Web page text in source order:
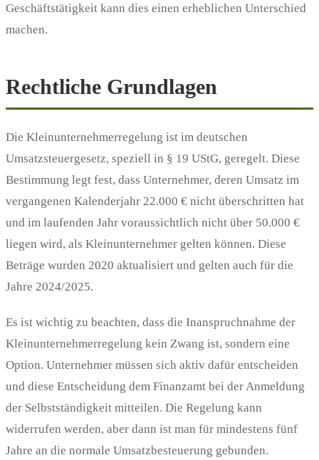
Geschäftstätigkeit kann dies einen erheblichen Unterschied
machen.
Rechtliche Grundlagen
Die Kleinunternehmerregelung ist im deutschen
Umsatzsteuergesetz, speziell in § 19 UStG, geregelt. Diese
Bestimmung legt fest, dass Unternehmer, deren Umsatz im
vergangenen Kalenderjahr 22.000 € nicht überschritten hat
und im laufenden Jahr voraussichtlich nicht über 50.000 €
liegen wird, als Kleinunternehmer gelten können. Diese
Beträge wurden 2020 aktualisiert und gelten auch für die
Jahre 2024/2025.
Es ist wichtig zu beachten, dass die Inanspruchnahme der
Kleinunternehmerregelung kein Zwang ist, sondern eine
Option. Unternehmer müssen sich aktiv dafür entscheiden
und diese Entscheidung dem Finanzamt bei der Anmeldung
der Selbstständigkeit mitteilen. Die Regelung kann
widerrufen werden, aber dann ist man für mindestens fünf
Jahre an die normale Umsatzbesteuerung gebunden.